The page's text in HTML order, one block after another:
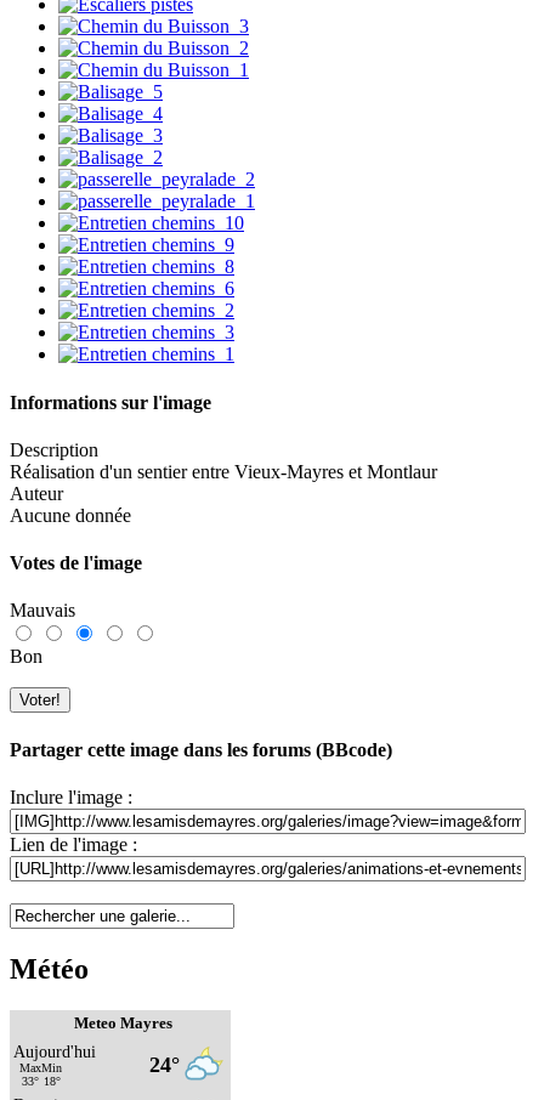
Informations sur l'image
Description
Réalisation d'un sentier entre Vieux-Mayres et Montlaur
Auteur
Aucune donnée
Votes de l'image
Mauvais
Bon
Partager cette image dans les forums (BBcode)
Inclure l'image :
Lien de l'image :
Météo
Meteo Mayres